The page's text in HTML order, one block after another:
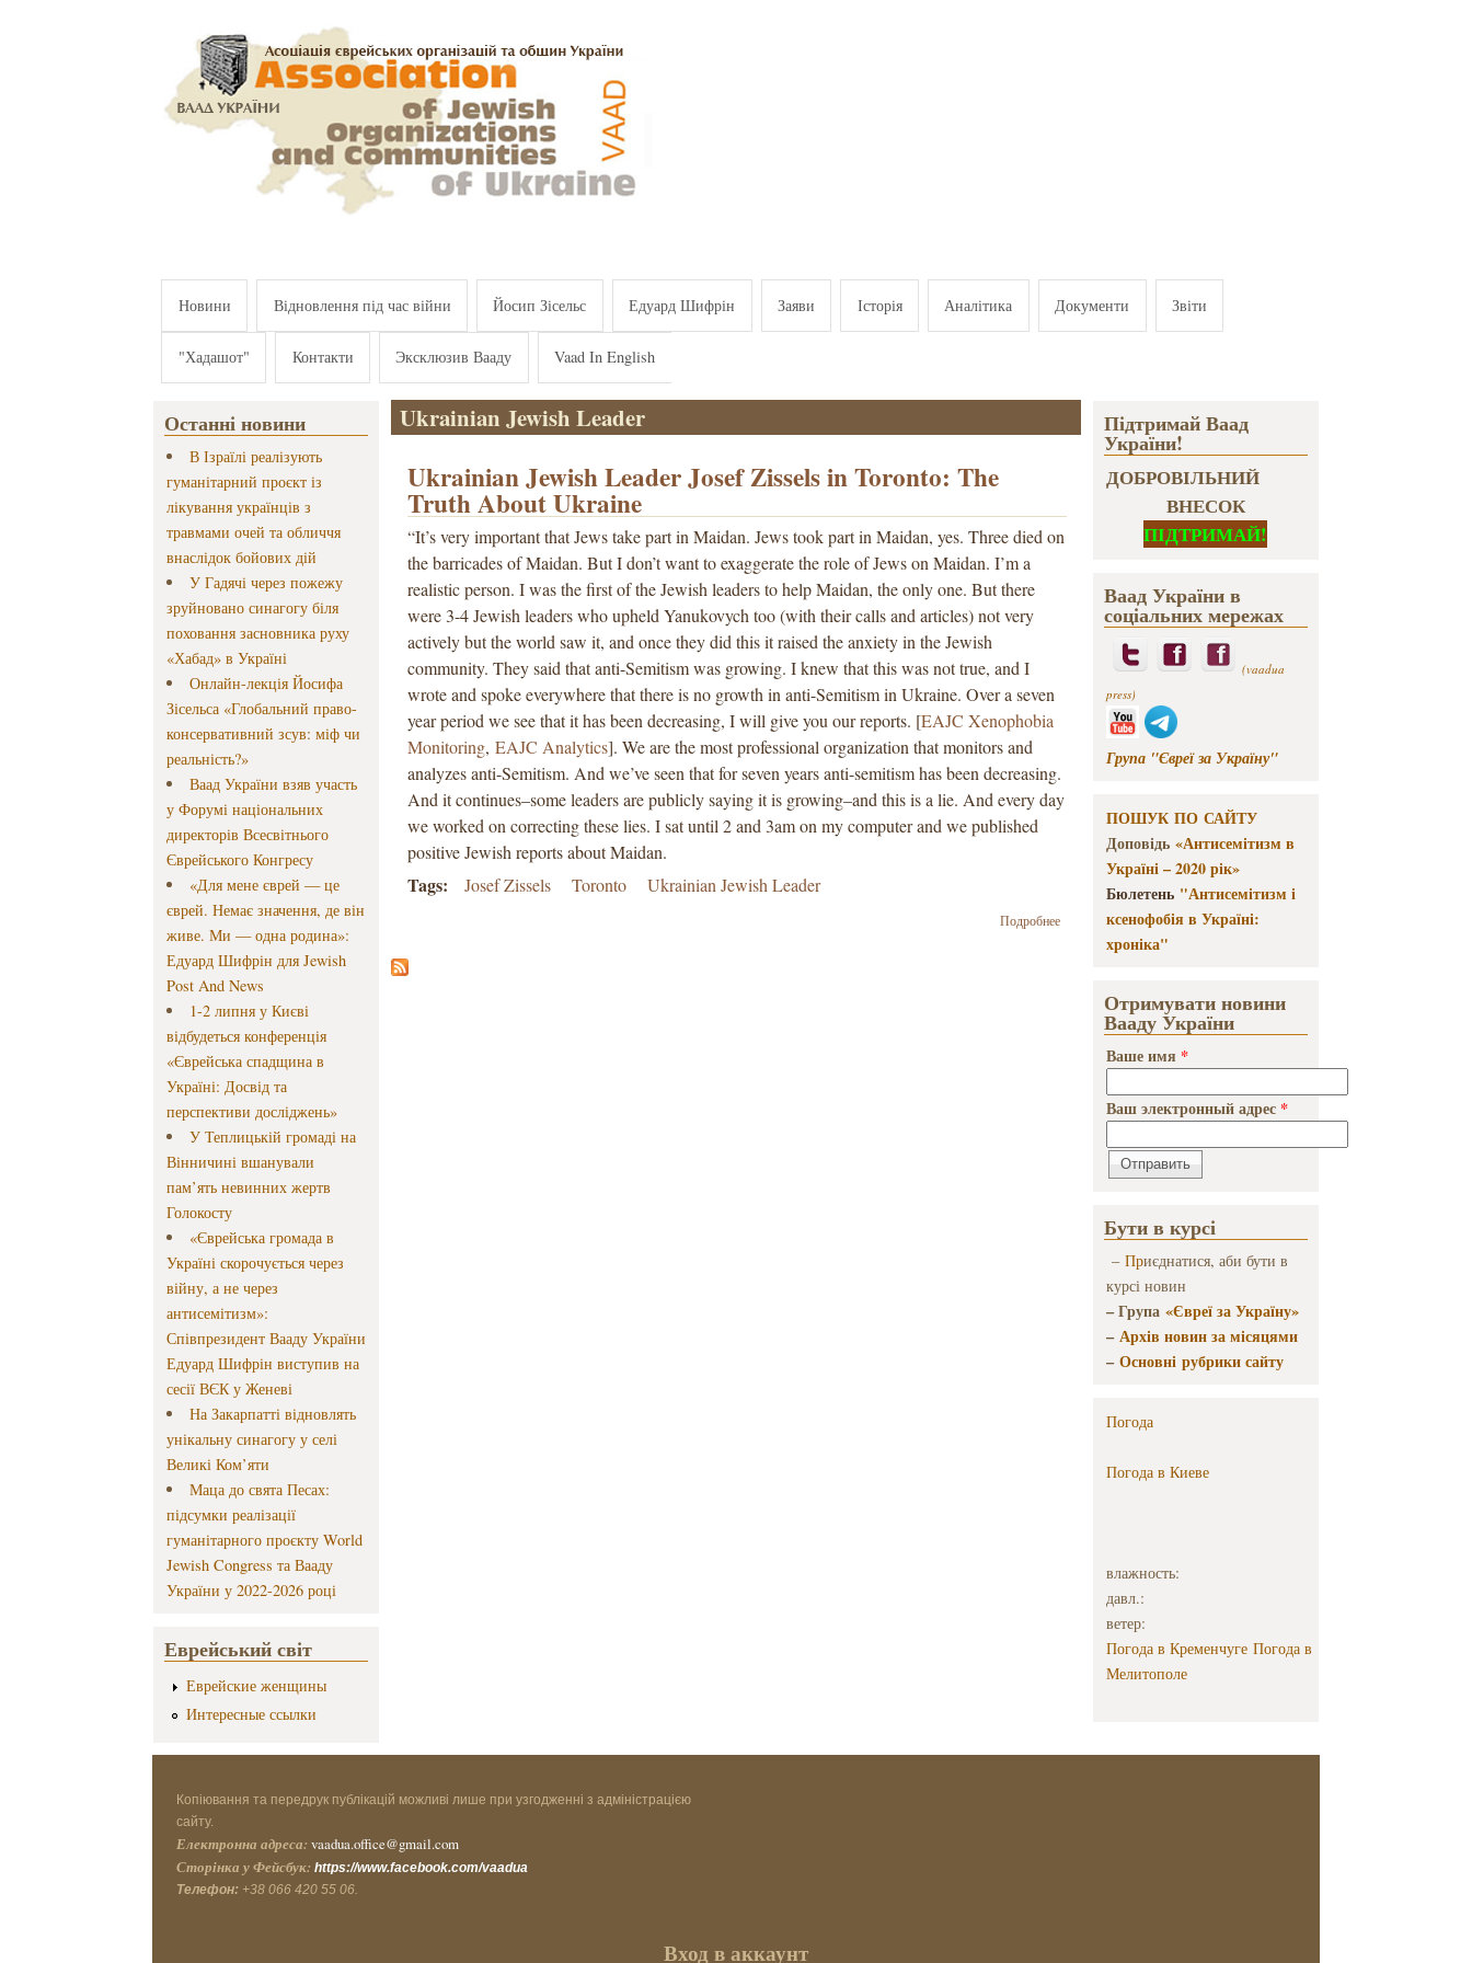
Новини Відновлення під час війни Йосип Зісельс Едуард Шифрін Заяви Історія Аналітика Документи Звіти
"Хадашот" Контакти Эксклюзив Вааду Vaad In English
Останні новини
В Ізраїлі реалізують
гуманітарний проєкт із
лікування українців з
травмами очей та обличчя
внаслідок бойових дій
У Гадячі через пожежу
зруйновано синагогу біля
поховання засновника руху
«Хабад» в Україні
Онлайн-лекція Йосифа
Зісельса «Глобальний право-
консервативний зсув: міф чи
реальність?»
Ваад України взяв участь
у Форумі національних
директорів Всесвітнього
Єврейського Конгресу
«Для мене єврей — це
єврей. Немає значення, де він
живе. Ми — одна родина»:
Едуард Шифрін для Jewish
Post And News
1-2 липня у Києві
відбудеться конференція
«Єврейська спадщина в
Україні: Досвід та
перспективи досліджень»
У Теплицькій громаді на
Вінничині вшанували
пам’ять невинних жертв
Голокосту
«Єврейська громада в
Україні скорочується через
війну, а не через
антисемітизм»:
Співпрезидент Вааду України
Едуард Шифрін виступив на
сесії ВЄК у Женеві
На Закарпатті відновлять
унікальну синагогу у селі
Великі Ком’яти
Маца до свята Песах:
підсумки реалізації
гуманітарного проєкту World
Jewish Congress та Вааду
України у 2022-2026 році
Еврейський світ
Еврейские женщины
Интересные ссылки
Ukrainian Jewish Leader
Ukrainian Jewish Leader Josef Zissels in Toronto: The
Truth About Ukraine
“It’s very important that Jews take part in Maidan. Jews took part in Maidan, yes. Three died on
the barricades of Maidan. But I don’t want to exaggerate the role of Jews on Maidan. I’m a
realistic person. I was the first of the Jewish leaders to help Maidan, the only one. But there
were 3-4 Jewish leaders who upheld Yanukovych too (with their calls and articles) not very
actively but the world saw it, and once they did this it raised the anxiety in the Jewish
community. They said that anti-Semitism was growing. I knew that this was not true, and I
wrote and spoke everywhere that there is no growth in anti-Semitism in Ukraine. Over a seven
year period we see that it has been decreasing, I will give you our reports. [EAJC Xenophobia
Monitoring,EAJC Analytics]. We are the most professional organization that monitors and
analyzes anti-Semitism. And we’ve seen that for seven years anti-semitism has been decreasing.
And it continues–some leaders are publicly saying it is growing–and this is a lie. And every day
we worked on correcting these lies. I sat until 2 and 3am on my computer and we published
positive Jewish reports about Maidan.
Tags: Josef Zissels Toronto Ukrainian Jewish Leader
Подробнеео
Zissels in
The Truth
Підтримай Ваад
України!
ДОБРОВІЛЬНИЙ
ВНЕСОК
ПІДТРИМАЙ!
Ваад України в
соціальних мережах
(vaadua
press)
Група "Євреї за Україну"
ПОШУК ПО САЙТУ
Доповідь «Антисемітизм в
Україні – 2020 рік»
Бюлетень "Антисемітизм і
ксенофобія в Україні:
хроніка"
Отримувати новини
Вааду України
Ваше имя *
Ваш электронный адрес *
Бути в курсі
– Приєднатися, аби бути в
курсі новин
– Група «Євреї за Україну»
–Архів новин за місяцями
–Основні рубрики сайту
Погода
Погода в Киеве
влажность:
давл.:
ветер:
Погода в Кременчуге Погода в
Мелитополе
Копіювання та передрук публікацій можливі лише при узгодженні з адміністрацією
сайту.
Електронна адреса: vaadua.office@gmail.com
Сторінка у Фейсбук: https://www.facebook.com/vaadua
Телефон: +38 066 420 55 06.
Вход в аккаунт